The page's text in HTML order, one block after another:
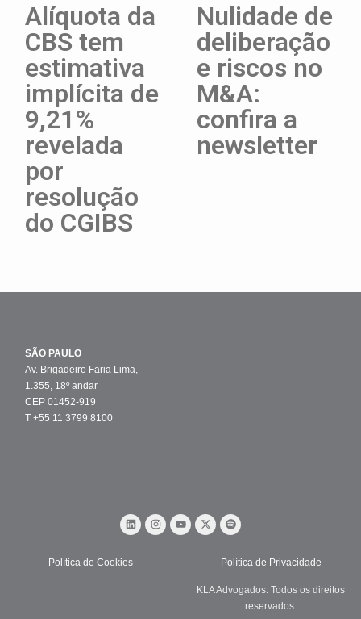
Alíquota da
CBS tem
estimativa
implícita de
9,21%
revelada
por
resolução
do CGIBS
Nulidade de
deliberação
e riscos no
M&A:
confira a
newsletter
SÃO PAULO
Av. Brigadeiro Faria Lima,
1.355, 18º andar
CEP 01452-919
T +55 11 3799 8100
Política de Cookies Política de Privacidade
KLA Advogados. Todos os direitos
reservados.